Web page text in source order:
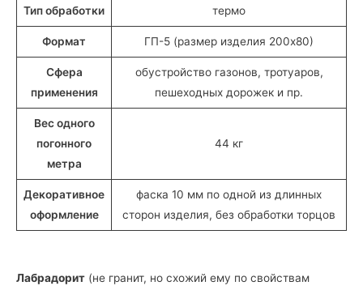
Тип обработки термо
Формат ГП-5 (размер изделия 200х80)
Сфера
применения
обустройство газонов, тротуаров,
пешеходных дорожек и пр.
Вес одного
погонного
метра
44 кг
Декоративное
оформление
фаска 10 мм по одной из длинных
сторон изделия, без обработки торцов
Лабрадорит (не гранит, но схожий ему по свойствам